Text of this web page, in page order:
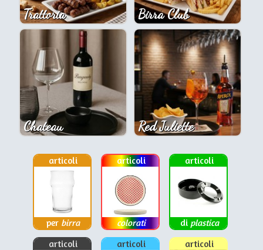
Trattoria Birra Club
Chateau Red Juliette
articoli
per birra
articoli
colorati
articoli
di plastica
articoli
articoli articoli